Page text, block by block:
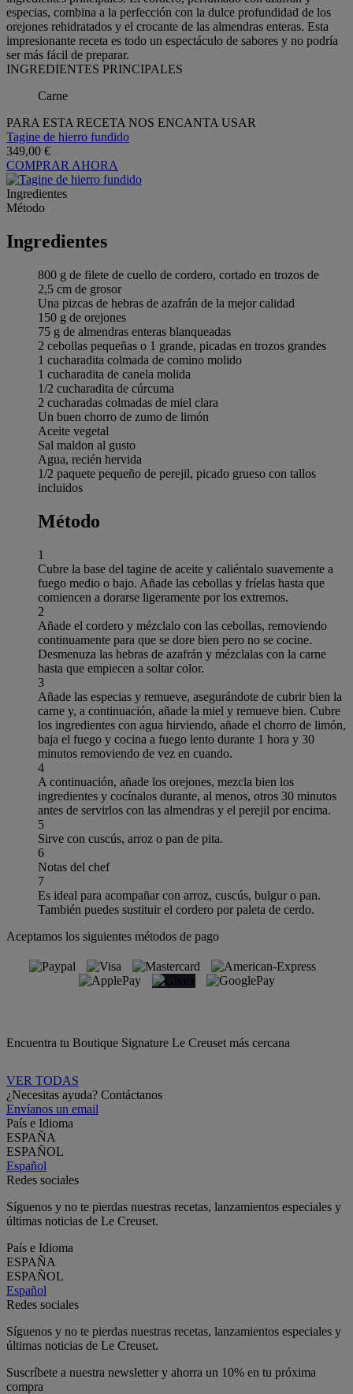
especias, combina a la perfección con la dulce profundidad de los
orejones rehidratados y el crocante de las almendras enteras. Esta
impresionante receta es todo un espectáculo de sabores y no podría
ser más fácil de preparar.
INGREDIENTES PRINCIPALES
Carne
PARA ESTA RECETA NOS ENCANTA USAR
Tagine de hierro fundido
349,00 €
COMPRAR AHORA
Ingredientes
Método
Ingredientes
800 g de filete de cuello de cordero, cortado en trozos de
2,5 cm de grosor
Una pizcas de hebras de azafrán de la mejor calidad
150 g de orejones
75 g de almendras enteras blanqueadas
2 cebollas pequeñas o 1 grande, picadas en trozos grandes
1 cucharadita colmada de comino molido
1 cucharadita de canela molida
1/2 cucharadita de cúrcuma
2 cucharadas colmadas de miel clara
Un buen chorro de zumo de limón
Aceite vegetal
Sal maldon al gusto
Agua, recién hervida
1/2 paquete pequeño de perejil, picado grueso con tallos
incluidos
Método
1
Cubre la base del tagine de aceite y caliéntalo suavemente a
fuego medio o bajo. Añade las cebollas y fríelas hasta que
comiencen a dorarse ligeramente por los extremos.
2
Añade el cordero y mézclalo con las cebollas, removiendo
continuamente para que se dore bien pero no se cocine.
Desmenuza las hebras de azafrán y mézclalas con la carne
hasta que empiecen a soltar color.
3
Añade las especias y remueve, asegurándote de cubrir bien la
carne y, a continuación, añade la miel y remueve bien. Cubre
los ingredientes con agua hirviendo, añade el chorro de limón,
baja el fuego y cocina a fuego lento durante 1 hora y 30
minutos removiendo de vez en cuando.
4
A continuación, añade los orejones, mezcla bien los
ingredientes y cocínalos durante, al menos, otros 30 minutos
antes de servirlos con las almendras y el perejil por encima.
5
Sirve con cuscús, arroz o pan de pita.
6
Notas del chef
7
Es ideal para acompañar con arroz, cuscús, bulgur o pan.
También puedes sustituir el cordero por paleta de cerdo.
Aceptamos los siguientes métodos de pago
Encuentra tu Boutique Signature Le Creuset más cercana
VER TODAS
¿Necesitas ayuda? Contáctanos
Envíanos un email
País e Idioma
ESPAÑA
ESPAÑOL
Español
Redes sociales
Síguenos y no te pierdas nuestras recetas, lanzamientos especiales y
últimas noticias de Le Creuset.
País e Idioma
ESPAÑA
ESPAÑOL
Español
Redes sociales
Síguenos y no te pierdas nuestras recetas, lanzamientos especiales y
últimas noticias de Le Creuset.
Suscríbete a nuestra newsletter y ahorra un 10% en tu próxima
compra